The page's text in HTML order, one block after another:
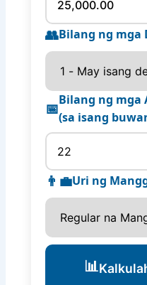
👥Bilang ng mga
📅Bilang ng mga
(sa isang
👨‍💼Uri ng
📊